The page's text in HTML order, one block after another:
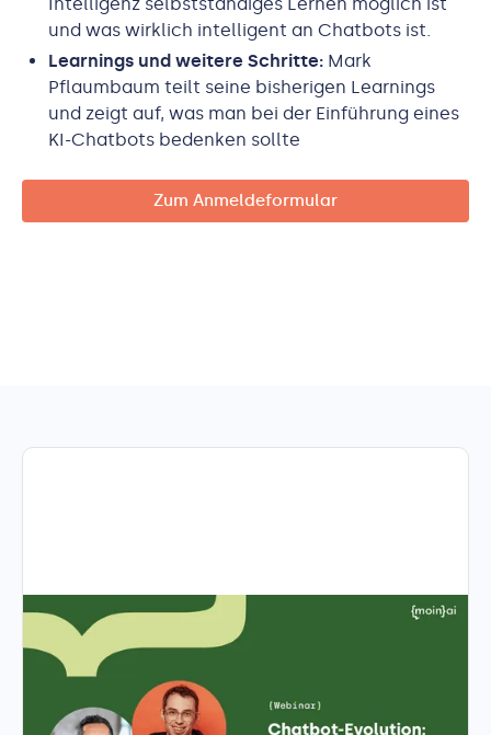
und was wirklich intelligent an Chatbots ist.
Learnings und weitere Schritte: Mark
Pflaumbaum teilt seine bisherigen Learnings
und zeigt auf, was man bei der Einführung eines
KI-Chatbots bedenken sollte
Zum Anmeldeformular